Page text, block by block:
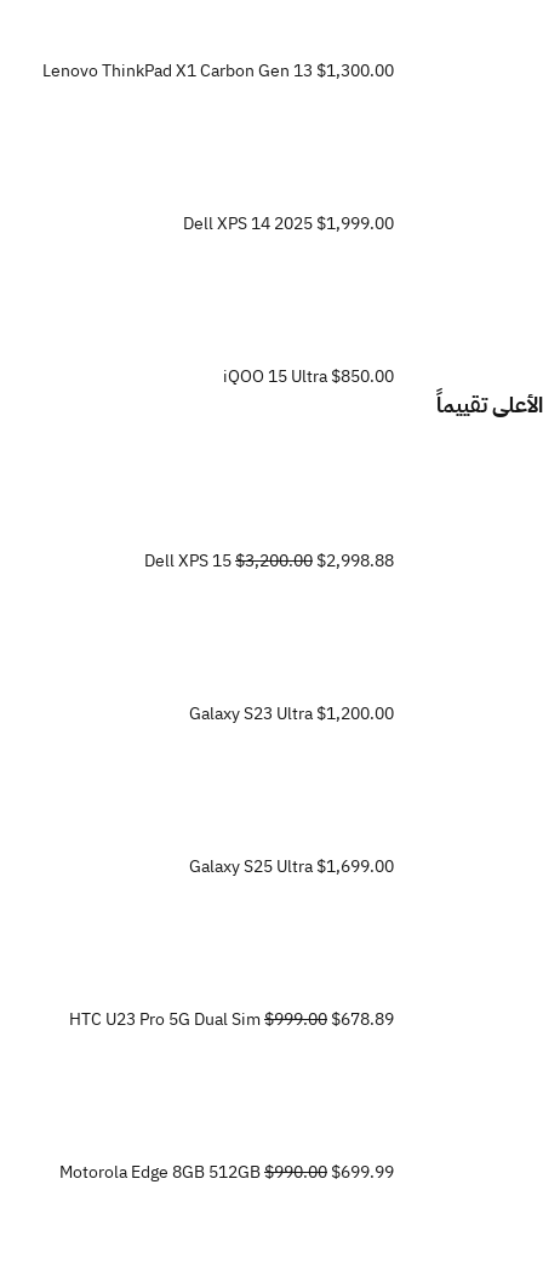
Lenovo ThinkPad X1 Carbon Gen 13 $1,300.00
Dell XPS 14 2025$1,999.00
iQOO 15 Ultra$850.00
الأعلى تقييماً
Dell XPS 15$3,200.00$2,998.88
Galaxy S23 Ultra$1,200.00
Galaxy S25 Ultra$1,699.00
HTC U23 Pro 5G Dual Sim$999.00$678.89
Motorola Edge 8GB 512GB$990.00$699.99